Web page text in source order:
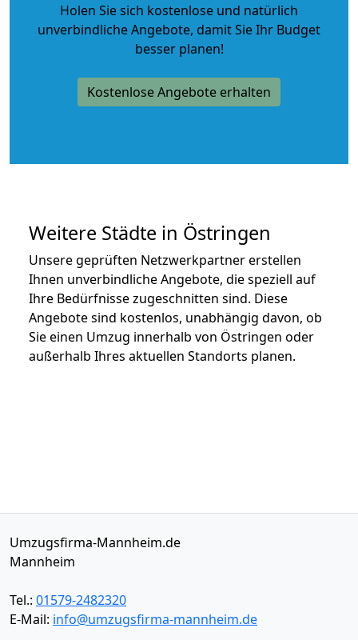
Holen Sie sich kostenlose und natürlich
unverbindliche Angebote, damit Sie Ihr Budget
besser planen!
Kostenlose Angebote erhalten
Weitere Städte in Östringen
Unsere geprüften Netzwerkpartner erstellen
Ihnen unverbindliche Angebote, die speziell auf
Ihre Bedürfnisse zugeschnitten sind. Diese
Angebote sind kostenlos, unabhängig davon, ob
Sie einen Umzug innerhalb von Östringen oder
außerhalb Ihres aktuellen Standorts planen.
Umzugsfirma-Mannheim.de
Mannheim
Tel.: 01579-2482320
E-Mail: info@umzugsfirma-mannheim.de